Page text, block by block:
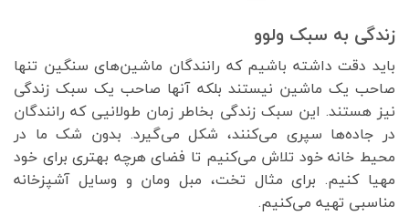
زندگی به سبک ولوو
باید دقت داشته باشیم که رانندگان ماشین‌های سنگین تنها
صاحب یک ماشین نیستند بلکه آنها صاحب یک سبک زندگی
نیز هستند. این سبک زندگی بخاطر زمان طولانیی که رانندگان
در جاده‌ها سپری می‌کنند، شکل می‌گیرد. بدون شک ما در
محیط خانه خود تلاش می‌کنیم تا فضای هرچه بهتری برای خود
مهیا کنیم. برای مثال تخت، مبل ومان و وسایل آشپزخانه
مناسبی تهیه می‌کنیم.